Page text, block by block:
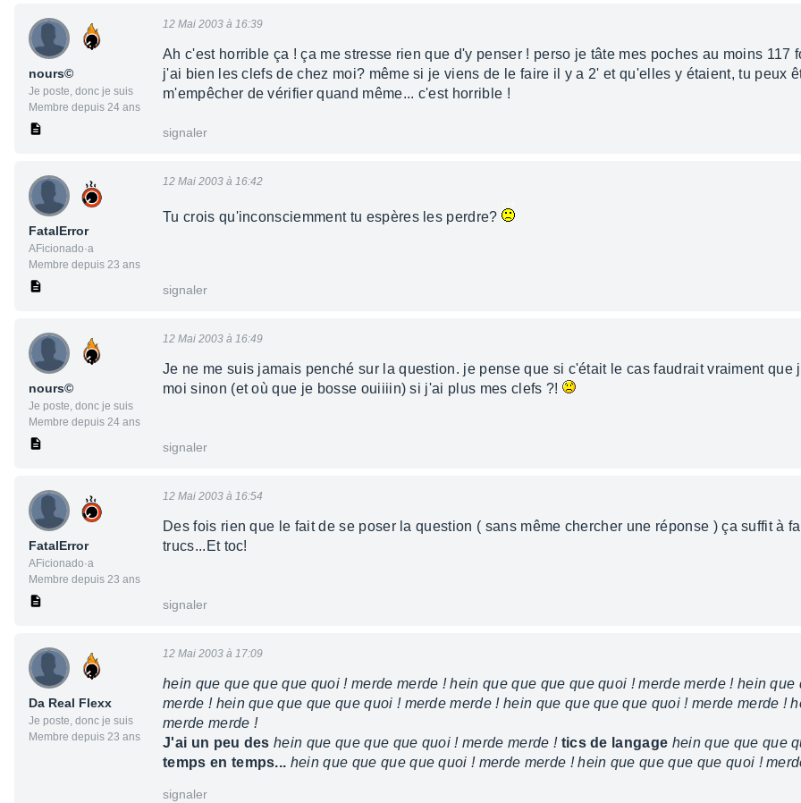
nours©
Je poste, donc je suis
Membre depuis 24 ans
12 Mai 2003 à 16:39
Ah c'est horrible ça ! ça me stresse rien que d'y penser ! perso je tâte mes poches au moins 117
j'ai bien les clefs de chez moi? même si je viens de le faire il y a 2' et qu'elles y étaient, tu peux
m'empêcher de vérifier quand même... c'est horrible !
signaler
FatalError
AFicionado·a
Membre depuis 23 ans
12 Mai 2003 à 16:42
Tu crois qu'inconsciemment tu espères les perdre?
signaler
nours©
Je poste, donc je suis
Membre depuis 24 ans
12 Mai 2003 à 16:49
Je ne me suis jamais penché sur la question. je pense que si c'était le cas faudrait vraiment que
moi sinon (et où que je bosse ouiiiin) si j'ai plus mes clefs ?!
signaler
FatalError
AFicionado·a
Membre depuis 23 ans
12 Mai 2003 à 16:54
Des fois rien que le fait de se poser la question ( sans même chercher une réponse ) ça suffit à
trucs...Et toc!
signaler
Da Real Flexx
Je poste, donc je suis
Membre depuis 23 ans
12 Mai 2003 à 17:09
hein que que que que quoi ! merde merde ! hein que que que que quoi ! merde merde ! hein
merde ! hein que que que que quoi ! merde merde ! hein que que que que quoi ! merde merde !
merde merde !
J'ai un peu deshein que que que que quoi ! merde merde ! tics de langage hein que que que
temps en temps... hein que que que que quoi ! merde merde ! hein que que que que quoi !
signaler